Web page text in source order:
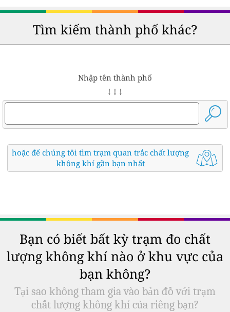
Tìm kiếm thành phố khác?
Nhập tên thành phố
↓ ↓ ↓
hoặc để chúng tôi tìm trạm quan trắc chất lượng
không khí gần bạn nhất
Bạn có biết bất kỳ trạm đo chất
lượng không khí nào ở khu vực của
bạn không?
Tại sao không tham gia vào bản đồ với trạm
chất lượng không khí của riêng bạn?